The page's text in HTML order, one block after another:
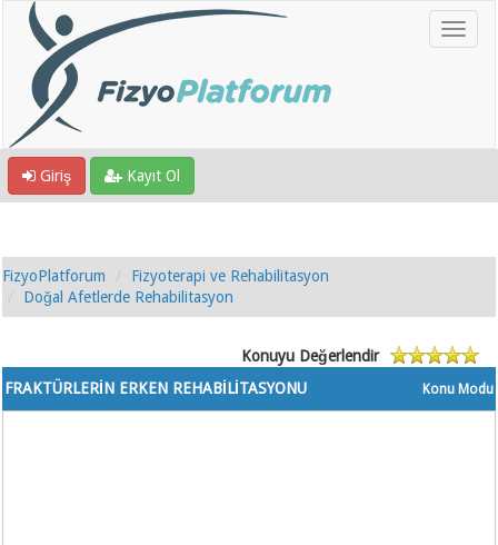
Giriş Kayıt Ol
FizyoPlatforum
Fizyoterapi ve Rehabilitasyon
Doğal Afetlerde Rehabilitasyon
Konuyu Değerlendir
Konu Modu
FRAKTÜRLERİN ERKEN REHABİLİTASYONU